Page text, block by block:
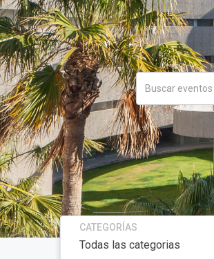
CATEGORÍAS